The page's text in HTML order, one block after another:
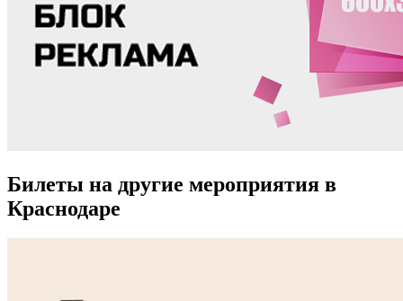
Билеты на другие мероприятия в
Краснодаре